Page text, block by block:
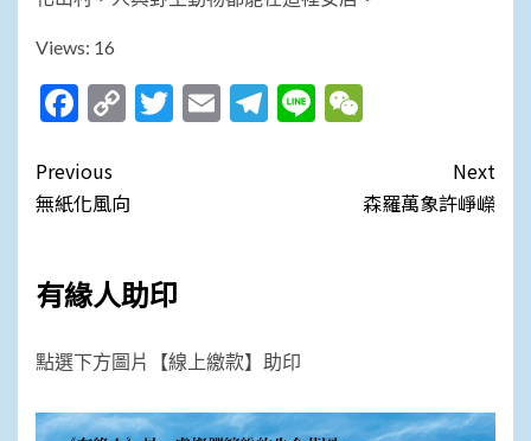
Views: 16
Facebook
CopyTwitter
EmailTelegram
Line
Post
navigation
Previous
無紙化風向
Next
森羅萬象許崢嶸
有緣人助印
點選下方圖片【線上繳款】助印